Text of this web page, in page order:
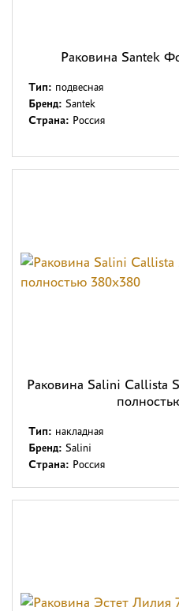
Раковина Santek
Тип: подвесная
Бренд: Santek
Страна: Россия
Раковина Salini Callista
Тип: накладная
Бренд: Salini
Страна: Россия